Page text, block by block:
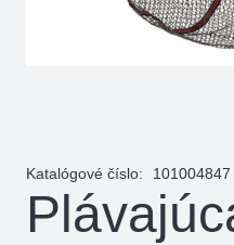
Katalógové číslo: 101004847